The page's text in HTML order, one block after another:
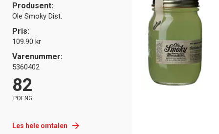
Produsent:
Ole Smoky Dist.
Pris:
109.90 kr
Varenummer:
5360402
82
POENG
Les hele omtalen